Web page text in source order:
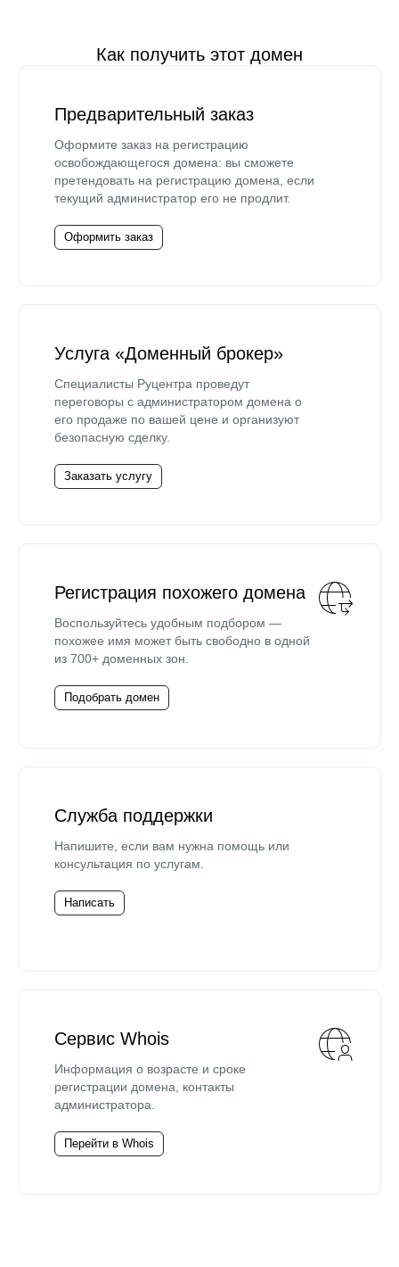
Как получить этот домен
Предварительный заказ
Оформите заказ на регистрацию
освобождающегося домена: вы сможете
претендовать на регистрацию домена, если
текущий администратор его не продлит.
Оформить заказ
Услуга «Доменный брокер»
Специалисты Руцентра проведут
переговоры с администратором домена о
его продаже по вашей цене и организуют
безопасную сделку.
Заказать услугу
Регистрация похожего домена
Воспользуйтесь удобным подбором —
похожее имя может быть свободно в одной
из 700+ доменных зон.
Подобрать домен
Служба поддержки
Напишите, если вам нужна помощь или
консультация по услугам.
Написать
Сервис Whois
Информация о возрасте и сроке
регистрации домена, контакты
администратора.
Перейти в Whois